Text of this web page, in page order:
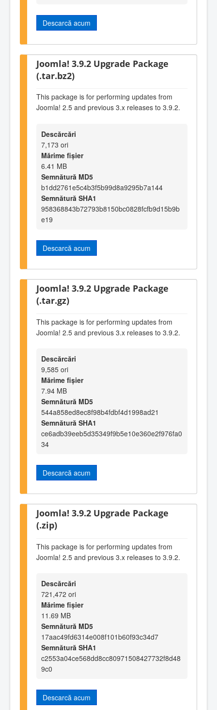
Descarcă acum
Joomla! 3.9.2 Upgrade Package
(.tar.bz2)
This package is for performing updates from
Joomla! 2.5 and previous 3.x releases to 3.9.2.
Descărcări
7,173 ori
Mărime fișier
6.41 MB
Semnătură MD5
b1dd2761e5c4b3f5b99d8a9295b7a144
Semnătură SHA1
958368843b72793b8150bc0828fcfb9d15b9b
e19
Descarcă acum
Joomla! 3.9.2 Upgrade Package
(.tar.gz)
This package is for performing updates from
Joomla! 2.5 and previous 3.x releases to 3.9.2.
Descărcări
9,585 ori
Mărime fișier
7.94 MB
Semnătură MD5
544a858ed8ec8f98b4fdbf4d1998ad21
Semnătură SHA1
ce6adb39eeb5d35349f9b5e10e360e2f976fa0
34
Descarcă acum
Joomla! 3.9.2 Upgrade Package
(.zip)
This package is for performing updates from
Joomla! 2.5 and previous 3.x releases to 3.9.2.
Descărcări
721,472 ori
Mărime fișier
11.69 MB
Semnătură MD5
17aac49fd6314e008f101b60f93c34d7
Semnătură SHA1
c2553a04ce568dd8cc80971508427732f8d48
9c0
Descarcă acum